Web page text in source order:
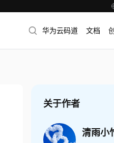
华为云码道 文档
关于作者
清雨小